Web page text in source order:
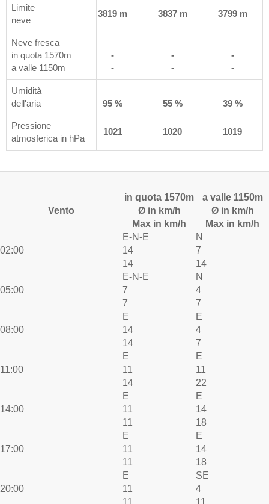
Limite
neve
3819 m 3837 m 3799 m
Neve fresca
in quota 1570m
a valle 1150m
-
-
-
-
-
-
-
-
Umidità
dell'aria
95 % 55 % 39 %
Pressione
atmosferica in hPa
1020 1021 1020 1019
Vento
in quota 1570m
Ø in km/h
Max in km/h
a valle 1150m
Ø in km/h
Max in km/h
02:00
E-N-E
14
14
N
7
14
05:00
E-N-E
7
7
N
4
7
08:00
E
14
14
E
4
7
11:00
E
11
14
E
11
22
14:00
E
11
11
E
14
18
17:00
E
11
11
E
14
18
20:00
E
11
11
SE
4
11